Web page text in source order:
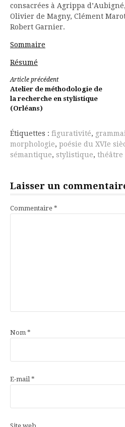
consacrées à Agrippa
Olivier de Magny, Clément
Robert Garnier.
Sommaire
Résumé
Lire
la
Article précédent
Atelier de méthodologie de
la recherche en stylistique
(Orléans)
Étiquettes : figurativité,
morphologie, poésie du XVIe
sémantique, stylistique, théâtre
Laisser un
Commentaire *
Nom *
E-mail*